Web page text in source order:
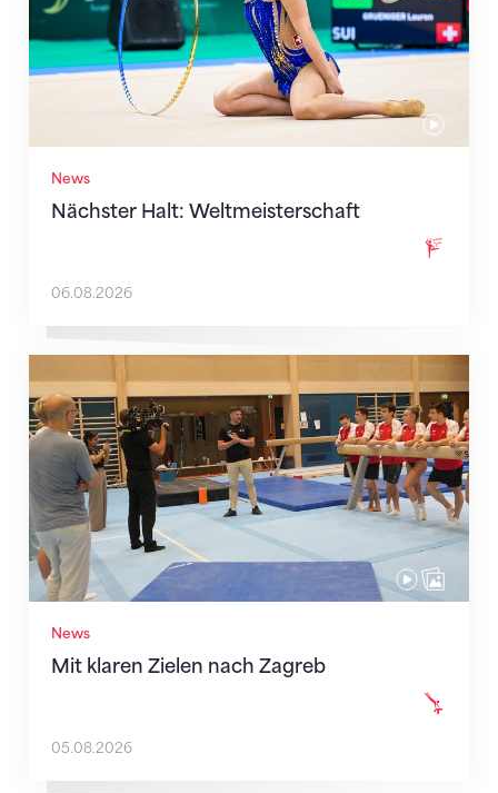
News
Nächster Halt: Weltmeisterschaft
06.08.2026
News
Mit klaren Zielen nach Zagreb
Mit klaren Zielen nach Zagreb
05.08.2026